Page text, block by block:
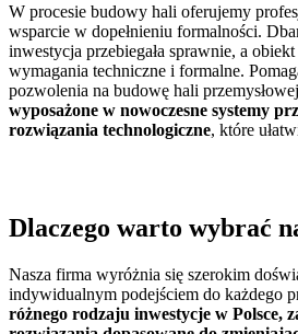
W procesie budowy hali oferujemy
wsparcie w dopełnieniu formalności.
inwestycja przebiegała sprawnie, a obiekt
wymagania techniczne i formalne.
pozwolenia na budowę hali
wyposażone w nowoczesne systemy
rozwiązania technologiczne, które
Dlaczego warto wybrać
Nasza firma wyróżnia się szerokim
indywidualnym podejściem do każdego
różnego rodzaju inwestycje w Polsce,